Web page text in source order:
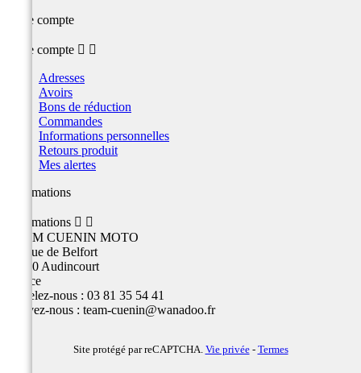
Votre compte
Votre compte  
Adresses
Avoirs
Bons de réduction
Commandes
Informations personnelles
Retours produit
Mes alertes
Informations
Informations  
TEAM CUENIN MOTO
26 Rue de Belfort
25400 Audincourt
France
Appelez-nous : 03 81 35 54 41
Écrivez-nous : team-cuenin@wanadoo.fr
Site protégé par reCAPTCHA. Vie privée- Termes